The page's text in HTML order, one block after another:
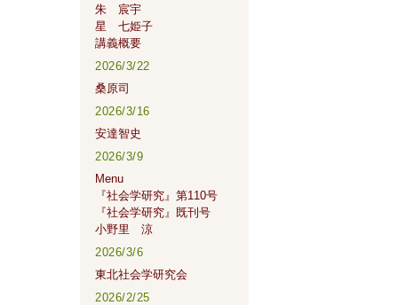
朱 宸宇
星 七姫子
講義概要
2026/3/22
桑原司
2026/3/16
安達智史
2026/3/9
Menu
『社会学研究』第110号
『社会学研究』既刊号
小野里 涼
2026/3/6
東北社会学研究会
2026/2/25